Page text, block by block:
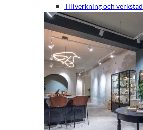
Tillverkning och verkstad